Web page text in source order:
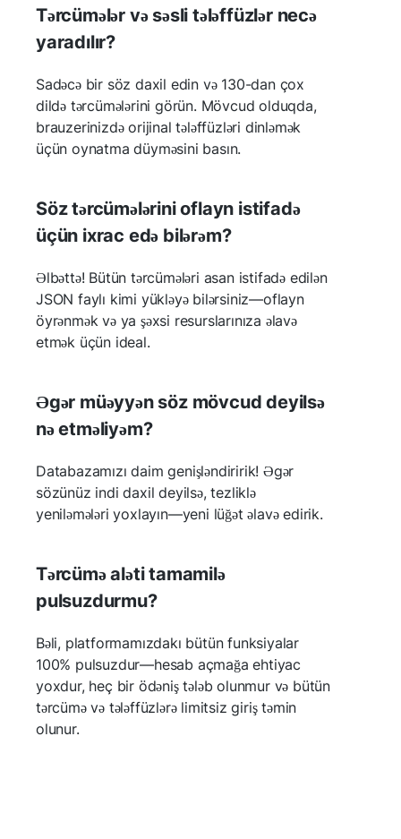
Tərcümələr və səsli tələffüzlər necə
yaradılır?
Sadəcə bir söz daxil edin və 130-dan çox
dildə tərcümələrini görün. Mövcud olduqda,
brauzerinizdə orijinal tələffüzləri dinləmək
üçün oynatma düyməsini basın.
Söz tərcümələrini oflayn istifadə
üçün ixrac edə bilərəm?
Əlbəttə! Bütün tərcümələri asan istifadə edilən
JSON faylı kimi yükləyə bilərsiniz—oflayn
öyrənmək və ya şəxsi resurslarınıza əlavə
etmək üçün ideal.
Əgər müəyyən söz mövcud deyilsə
nə etməliyəm?
Databazamızı daim genişləndiririk! Əgər
sözünüz indi daxil deyilsə, tezliklə
yeniləmələri yoxlayın—yeni lüğət əlavə edirik.
Tərcümə aləti tamamilə
pulsuzdurmu?
Bəli, platformamızdakı bütün funksiyalar
100% pulsuzdur—hesab açmağa ehtiyac
yoxdur, heç bir ödəniş tələb olunmur və bütün
tərcümə və tələffüzlərə limitsiz giriş təmin
olunur.